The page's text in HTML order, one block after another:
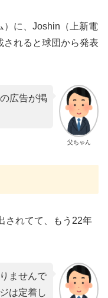
）に、Joshin（上新電
れると球団から発表
父ちゃん
広告が掲
されてて、もう22年
ませんで
は定着し